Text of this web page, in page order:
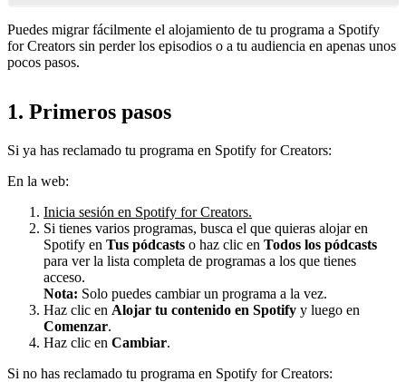
Puedes migrar fácilmente el alojamiento de tu programa a Spotify
for Creators sin perder los episodios o a tu audiencia en apenas unos
pocos pasos.
1. Primeros pasos
Si ya has reclamado tu programa en Spotify for Creators:
En la web:
Inicia sesión en Spotify for Creators.
Si tienes varios programas, busca el que quieras alojar en
Spotify en Tus pódcasts o haz clic en Todos los pódcasts
para ver la lista completa de programas a los que tienes
acceso.
Nota: Solo puedes cambiar un programa a la vez.
Haz clic en Alojar tu contenido en Spotify y luego en
Comenzar.
Haz clic en Cambiar.
Si no has reclamado tu programa en Spotify for Creators: